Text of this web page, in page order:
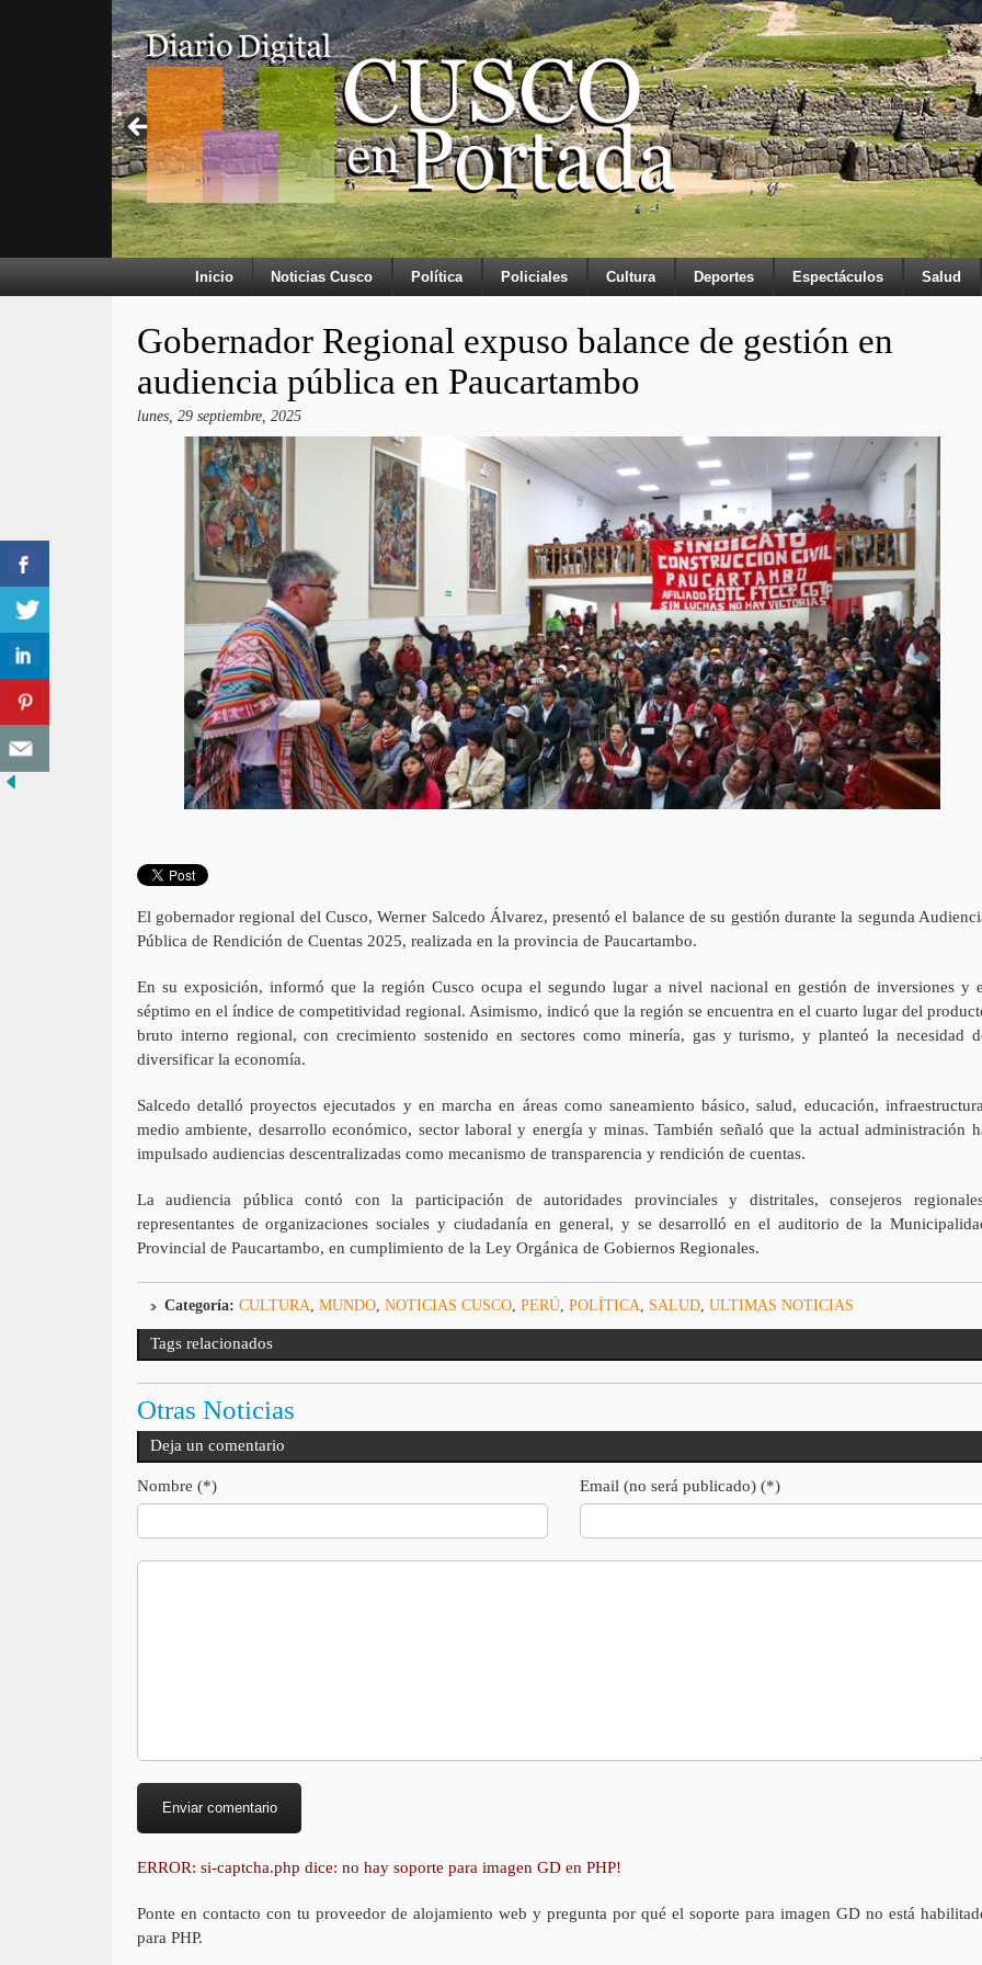
Inicio Noticias Cusco Política Policiales Cultura Deportes Espectáculos Salud
Gobernador Regional expuso balance de gestión en
audiencia pública en Paucartambo
lunes, 29 septiembre, 2025
El gobernador regional del Cusco, Werner Salcedo Álvarez, presentó el balance de su gestión durante la segunda
Pública de Rendición de Cuentas 2025, realizada en la provincia de Paucartambo.
En su exposición, informó que la región Cusco ocupa el segundo lugar a nivel nacional en gestión de inversiones y
séptimo en el índice de competitividad regional. Asimismo, indicó que la región se encuentra en el cuarto lugar del
bruto interno regional, con crecimiento sostenido en sectores como minería, gas y turismo, y planteó la necesidad
diversificar la economía.
Salcedo detalló proyectos ejecutados y en marcha en áreas como saneamiento básico, salud, educación,
medio ambiente, desarrollo económico, sector laboral y energía y minas. También señaló que la actual administración
impulsado audiencias descentralizadas como mecanismo de transparencia y rendición de cuentas.
La audiencia pública contó con la participación de autoridades provinciales y distritales, consejeros
representantes de organizaciones sociales y ciudadanía en general, y se desarrolló en el auditorio de la
Provincial de Paucartambo, en cumplimiento de la Ley Orgánica de Gobiernos Regionales.
Categoría: CULTURA MUNDO, NOTICIAS CUSCO, PERÚ, POLÍTICA SALUD, ULTIMAS NOTICIAS
Tags relacionados
Otras Noticias
Deja un comentario
Nombre (*) Email (no será publicado) (*)
ERROR: si-captcha.php dice: no hay soporte para imagen GD en PHP!
Ponte en contacto con tu proveedor de alojamiento web y pregunta por qué el soporte para imagen GD no está
para PHP.